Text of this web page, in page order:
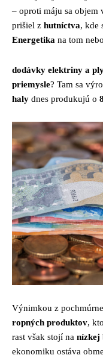
– oproti máju sa objem
prišiel z hutníctva, kde
Energetika na tom
dodávky elektriny a
priemysle? Tam sa
haly dnes produkujú o
Výnimkou z
ropných produktov,
rast však stojí na nízkej
ekonomiku ostáva